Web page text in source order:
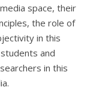
space, their
the role of
in this
and
in this